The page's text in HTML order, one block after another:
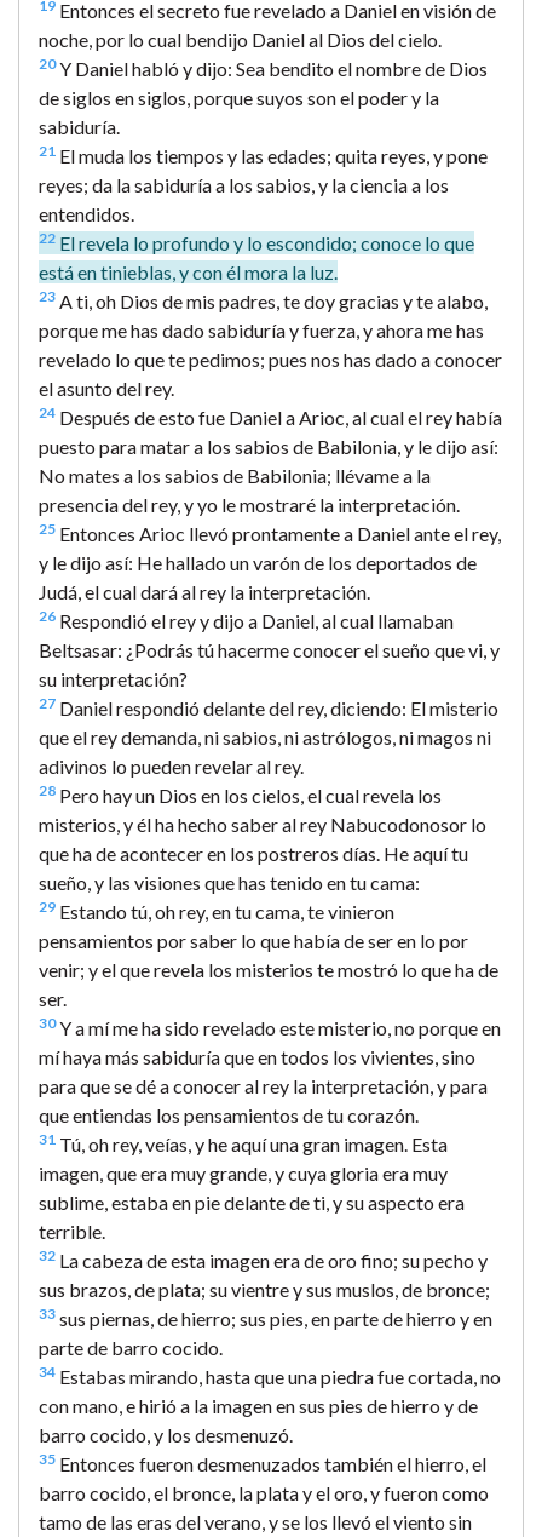
19 Entonces el secreto fue revelado a Daniel en visión de
noche, por lo cual bendijo Daniel al Dios del cielo.
20Y Daniel habló y dijo: Sea bendito el nombre de Dios
de siglos en siglos, porque suyos son el poder y la
sabiduría.
21 El muda los tiempos y las edades; quita reyes, y pone
reyes; da la sabiduría a los sabios, y la ciencia a los
entendidos.
22 El revela lo profundo y lo escondido; conoce lo que
está en tinieblas, y con él mora la luz.
23 A ti, oh Dios de mis padres, te doy gracias y te alabo,
porque me has dado sabiduría y fuerza, y ahora me has
revelado lo que te pedimos; pues nos has dado a conocer
el asunto del rey.
24 Después de esto fue Daniel a Arioc, al cual el rey había
puesto para matar a los sabios de Babilonia, y le dijo así:
No mates a los sabios de Babilonia; llévame a la
presencia del rey, y yo le mostraré la interpretación.
25 Entonces Arioc llevó prontamente a Daniel ante el rey,
y le dijo así: He hallado un varón de los deportados de
Judá, el cual dará al rey la interpretación.
26 Respondió el rey y dijo a Daniel, al cual llamaban
Beltsasar: ¿Podrás tú hacerme conocer el sueño que vi, y
su interpretación?
27 Daniel respondió delante del rey, diciendo: El misterio
que el rey demanda, ni sabios, ni astrólogos, ni magos ni
adivinos lo pueden revelar al rey.
28 Pero hay un Dios en los cielos, el cual revela los
misterios, y él ha hecho saber al rey Nabucodonosor lo
que ha de acontecer en los postreros días. He aquí tu
sueño, y las visiones que has tenido en tu cama:
29 Estando tú, oh rey, en tu cama, te vinieron
pensamientos por saber lo que había de ser en lo por
venir; y el que revela los misterios te mostró lo que ha de
ser.
30Y a mí me ha sido revelado este misterio, no porque en
mí haya más sabiduría que en todos los vivientes, sino
para que se dé a conocer al rey la interpretación, y para
que entiendas los pensamientos de tu corazón.
31 Tú, oh rey, veías, y he aquí una gran imagen. Esta
imagen, que era muy grande, y cuya gloria era muy
sublime, estaba en pie delante de ti, y su aspecto era
terrible.
32 La cabeza de esta imagen era de oro fino; su pecho y
sus brazos, de plata; su vientre y sus muslos, de bronce;
33 sus piernas, de hierro; sus pies, en parte de hierro y en
parte de barro cocido.
34 Estabas mirando, hasta que una piedra fue cortada, no
con mano, e hirió a la imagen en sus pies de hierro y de
barro cocido, y los desmenuzó.
35 Entonces fueron desmenuzados también el hierro, el
barro cocido, el bronce, la plata y el oro, y fueron como
tamo de las eras del verano, y se los llevó el viento sin